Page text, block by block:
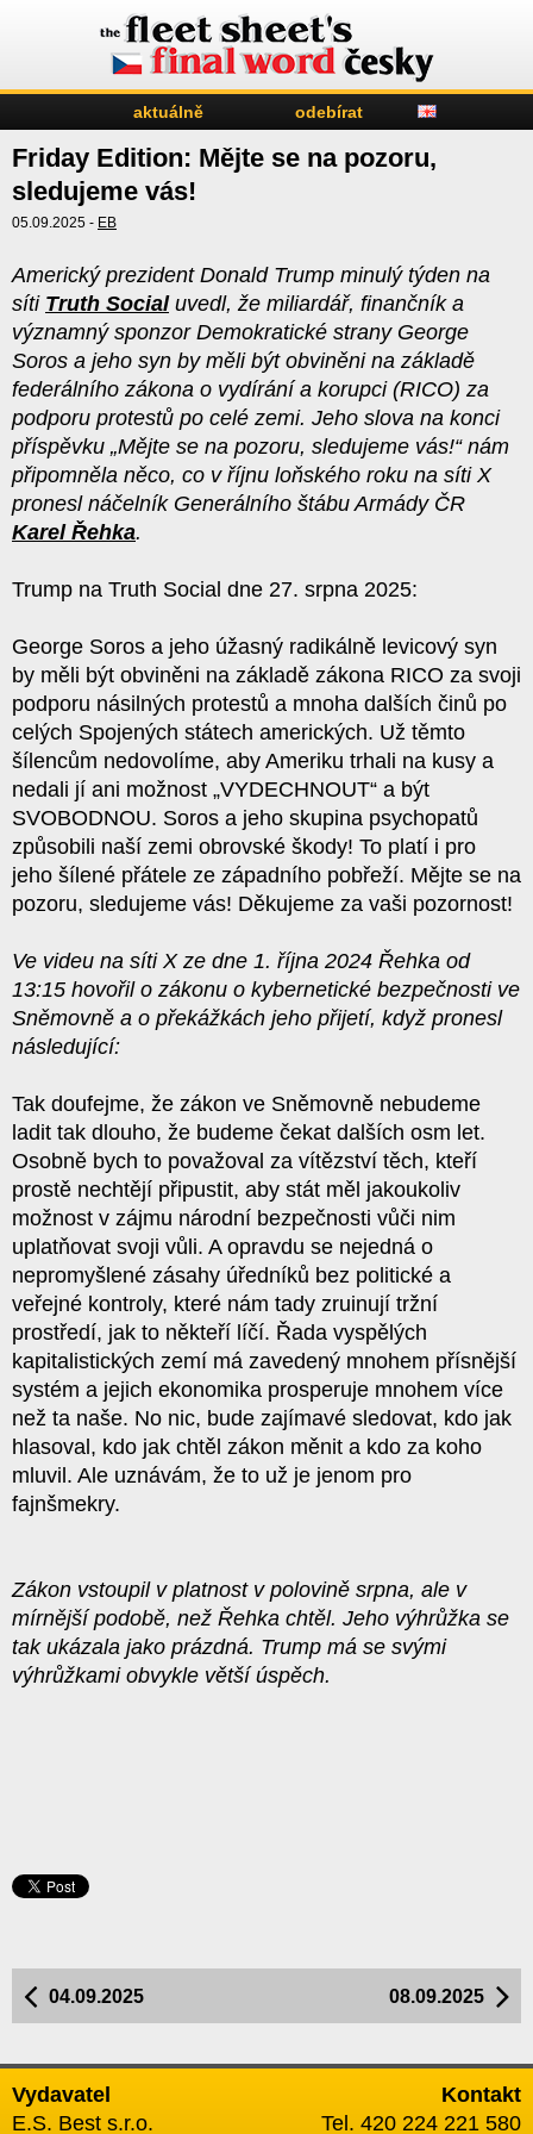
aktuálně odebírat
Friday Edition: Mějte se na pozoru,
sledujeme vás!
05.09.2025 - EB
Americký prezident Donald Trump minulý týden na
síti Truth Socialuvedl, že miliardář, finančník a
významný sponzor Demokratické strany George
Soros a jeho syn by měli být obviněni na základě
federálního zákona o vydírání a korupci (RICO) za
podporu protestů po celé zemi. Jeho slova na konci
příspěvku „Mějte se na pozoru, sledujeme vás!“ nám
připomněla něco, co v říjnu loňského roku na síti X
pronesl náčelník Generálního štábu Armády ČR
Karel Řehka.
Trump na Truth Social dne 27. srpna 2025:
George Soros a jeho úžasný radikálně levicový syn
by měli být obviněni na základě zákona RICO za svoji
podporu násilných protestů a mnoha dalších činů po
celých Spojených státech amerických. Už těmto
šílencům nedovolíme, aby Ameriku trhali na kusy a
nedali jí ani možnost „VYDECHNOUT“ a být
SVOBODNOU. Soros a jeho skupina psychopatů
způsobili naší zemi obrovské škody! To platí i pro
jeho šílené přátele ze západního pobřeží. Mějte se na
pozoru, sledujeme vás! Děkujeme za vaši pozornost!
Ve videu na síti X ze dne 1. října 2024 Řehka od
13:15 hovořil o zákonu o kybernetické bezpečnosti ve
Sněmovně a o překážkách jeho přijetí, když pronesl
následující:
Tak doufejme, že zákon ve Sněmovně nebudeme
ladit tak dlouho, že budeme čekat dalších osm let.
Osobně bych to považoval za vítězství těch, kteří
prostě nechtějí připustit, aby stát měl jakoukoliv
možnost v zájmu národní bezpečnosti vůči nim
uplatňovat svoji vůli. A opravdu se nejedná o
nepromyšlené zásahy úředníků bez politické a
veřejné kontroly, které nám tady zruinují tržní
prostředí, jak to někteří líčí. Řada vyspělých
kapitalistických zemí má zavedený mnohem přísnější
systém a jejich ekonomika prosperuje mnohem více
než ta naše. No nic, bude zajímavé sledovat, kdo jak
hlasoval, kdo jak chtěl zákon měnit a kdo za koho
mluvil. Ale uznávám, že to už je jenom pro
fajnšmekry.
Zákon vstoupil v platnost v polovině srpna, ale v
mírnější podobě, než Řehka chtěl. Jeho výhrůžka se
tak ukázala jako prázdná. Trump má se svými
výhrůžkami obvykle větší úspěch.
08.09.2025
04.09.2025
Vydavatel
E.S. Best s.r.o.
Kontakt
Tel. 420 224 221 580